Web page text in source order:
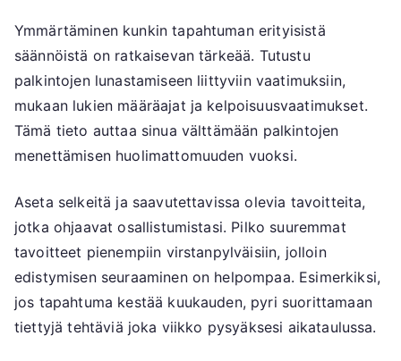
Ymmärtäminen kunkin tapahtuman erityisistä
säännöistä on ratkaisevan tärkeää. Tutustu
palkintojen lunastamiseen liittyviin vaatimuksiin,
mukaan lukien määräajat ja kelpoisuusvaatimukset.
Tämä tieto auttaa sinua välttämään palkintojen
menettämisen huolimattomuuden vuoksi.
Aseta selkeitä ja saavutettavissa olevia tavoitteita,
jotka ohjaavat osallistumistasi. Pilko suuremmat
tavoitteet pienempiin virstanpylväisiin, jolloin
edistymisen seuraaminen on helpompaa. Esimerkiksi,
jos tapahtuma kestää kuukauden, pyri suorittamaan
tiettyjä tehtäviä joka viikko pysyäksesi aikataulussa.